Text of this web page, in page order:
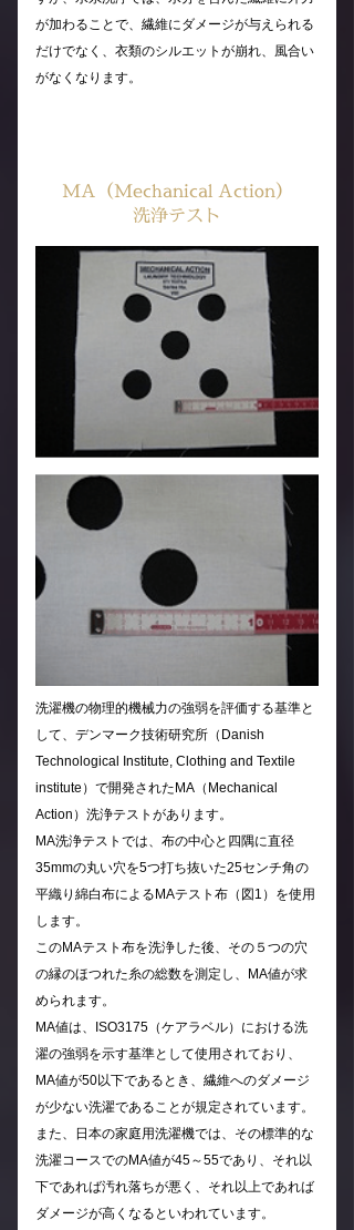
が加わることで、繊維にダメージが与えられる
だけでなく、衣類のシルエットが崩れ、風合い
がなくなります。
MA（Mechanical Action）
洗浄テスト
洗濯機の物理的機械力の強弱を評価する基準と
して、デンマーク技術研究所（Danish
Technological Institute, Clothing and Textile
institute）で開発されたMA（Mechanical
Action）洗浄テストがあります。
MA洗浄テストでは、布の中心と四隅に直径
35mmの丸い穴を5つ打ち抜いた25センチ角の
平織り綿白布によるMAテスト布（図1）を使用
します。
このMAテスト布を洗浄した後、その５つの穴
の縁のほつれた糸の総数を測定し、MA値が求
められます。
MA値は、ISO3175（ケアラベル）における洗
濯の強弱を示す基準として使用されており、
MA値が50以下であるとき、繊維へのダメージ
が少ない洗濯であることが規定されています。
また、日本の家庭用洗濯機では、その標準的な
洗濯コースでのMA値が45～55であり、それ以
下であれば汚れ落ちが悪く、それ以上であれば
ダメージが高くなるといわれています。